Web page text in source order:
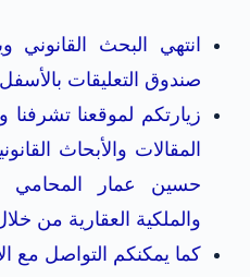
انتهي البحث
صندوق التعليقات
زيارتكم لموقعنا
المقالات والأبحاث
حسين عمار المحامي
والملكية العقارية من
كما يمكنكم التواصل مع